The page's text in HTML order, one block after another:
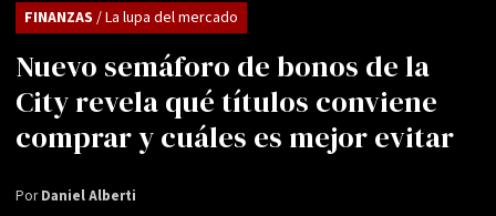
Nuevo semáforo de bonos de la
City revela qué títulos conviene
comprar y cuáles es mejor evitar
FINANZAS / La lupa del mercado
PorDaniel Alberti